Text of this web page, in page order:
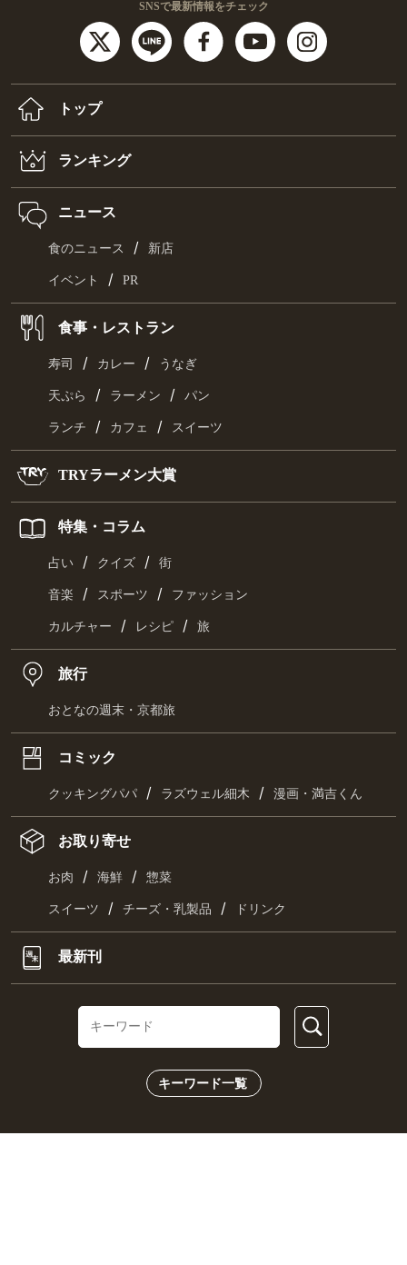
SNSで最新情報をチェック
トップ
ランキング
ニュース
食のニュース / 新店
イベント / PR
食事・レストラン
寿司 / カレー / うなぎ
天ぷら / ラーメン / パン
ランチ / カフェ / スイーツ
TRYラーメン大賞
特集・コラム
占い / クイズ / 街
音楽 / スポーツ / ファッション
カルチャー / レシピ / 旅
旅行
おとなの週末・京都旅
コミック
クッキングパパ / ラズウェル細木 / 漫画・満吉くん
お取り寄せ
お肉 / 海鮮 / 惣菜
スイーツ / チーズ・乳製品 / ドリンク
最新刊
キーワード一覧